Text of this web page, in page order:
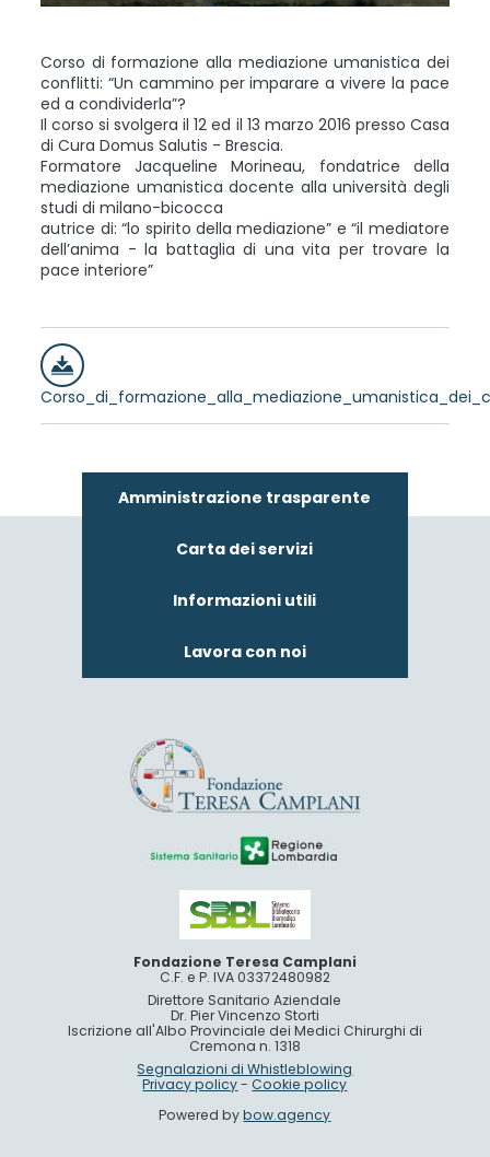
Corso di formazione alla mediazione umanistica dei
conflitti: “Un cammino per imparare a vivere la pace
ed a condividerla”?
Il corso si svolgera il 12 ed il 13 marzo 2016 presso Casa
di Cura Domus Salutis - Brescia.
Formatore Jacqueline Morineau, fondatrice della
mediazione umanistica docente alla università degli
studi di milano-bicocca
autrice di: “lo spirito della mediazione” e “il mediatore
dell’anima - la battaglia di una vita per trovare la
pace interiore”
Amministrazione trasparente
Carta dei servizi
Informazioni utili
Lavora con noi
Fondazione Teresa Camplani
C.F. e P. IVA 03372480982
Direttore Sanitario Aziendale
Dr. Pier Vincenzo Storti
Iscrizione all'Albo Provinciale dei Medici Chirurghi di
Cremona n. 1318
Segnalazioni di Whistleblowing
Privacy policy-Cookie policy
Powered bybow.agency